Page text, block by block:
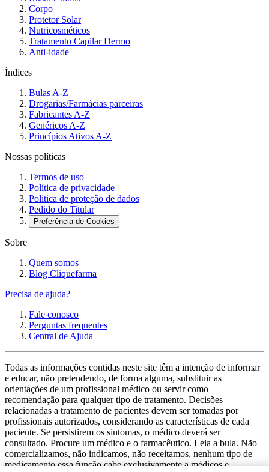
Corpo
Protetor Solar
Nutricosméticos
Tratamento Capilar Dermo
Anti-idade
Índices
Bulas A-Z
Drogarias/Farmácias parceiras
Fabricantes A-Z
Genéricos A-Z
Princípios Ativos A-Z
Nossas políticas
Termos de uso
Política de privacidade
Política de proteção de dados
Pedido do Titular
Preferência de Cookies
Sobre
Quem somos
Blog Cliquefarma
Precisa de ajuda?
Fale conosco
Perguntas frequentes
Central de Ajuda
Todas as informações contidas neste site têm a intenção de informar
e educar, não pretendendo, de forma alguma, substituir as
orientações de um profissional médico ou servir como
recomendação para qualquer tipo de tratamento. Decisões
relacionadas a tratamento de pacientes devem ser tomadas por
profissionais autorizados, considerando as características de cada
paciente. Se persistirem os sintomas, o médico deverá ser
consultado. Procure um médico e o farmacêutico. Leia a bula. Não
comercializamos, não indicamos, não receitamos, nenhum tipo de
medicamento essa função cabe exclusivamente a médicos e